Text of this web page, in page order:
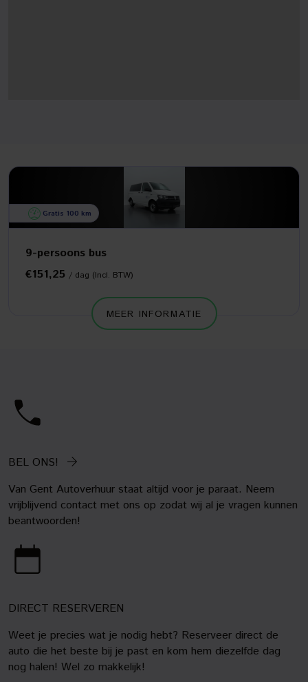
Gratis 100 km
9-persoons bus
€151,25 / dag (Incl. BTW)
MEER INFORMATIE
BEL ONS!
Van Gent Autoverhuur staat altijd voor je paraat. Neem
vrijblijvend contact met ons op zodat wij al je vragen kunnen
beantwoorden!
DIRECT RESERVEREN
Weet je precies wat je nodig hebt? Reserveer direct de
auto die het beste bij je past en kom hem diezelfde dag
nog halen! Wel zo makkelijk!